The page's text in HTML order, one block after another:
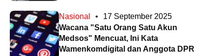
Nasional •
17 September 2025
Wacana "Satu Orang Satu Akun
Medsos" Mencuat, Ini Kata
Wamenkomdigital dan Anggota DPR